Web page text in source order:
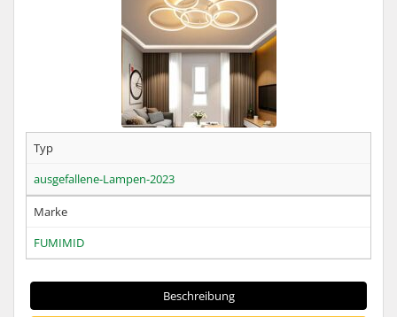
Typ
ausgefallene-Lampen-2023
Marke
FUMIMID
Beschreibung